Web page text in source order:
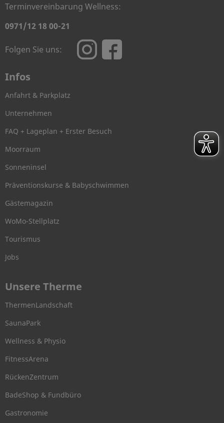
Terminvereinbarung Wellness:
0971/12 18 00-21
Folgen Sie uns:
Infos
Anfahrt & Parkplatz
Unternehmen
FAQ + Lageplan + Erster Besuch
Moorraum
Sonneninsel
Präventionskurse & Babyschwimmen
Gästemagazin
WoMo-Stellplatz
Tourismus
Jobs
Unsere Therme
ThermenLandschaft
SaunaPark
Wellness & Physio
FitnessArena
RückenZentrum
BadeShop & Fundbüro
Gastronomie